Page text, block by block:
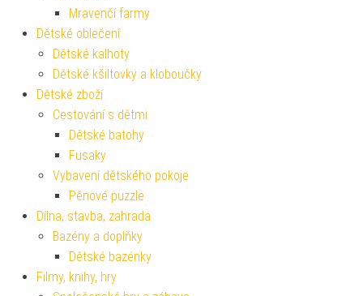
Mravenčí farmy
Dětské oblečení
Dětské kalhoty
Dětské kšiltovky a kloboučky
Dětské zboží
Cestování s dětmi
Dětské batohy
Fusaky
Vybavení dětského pokoje
Pěnové puzzle
Dílna, stavba, zahrada
Bazény a doplňky
Dětské bazénky
Filmy, knihy, hry